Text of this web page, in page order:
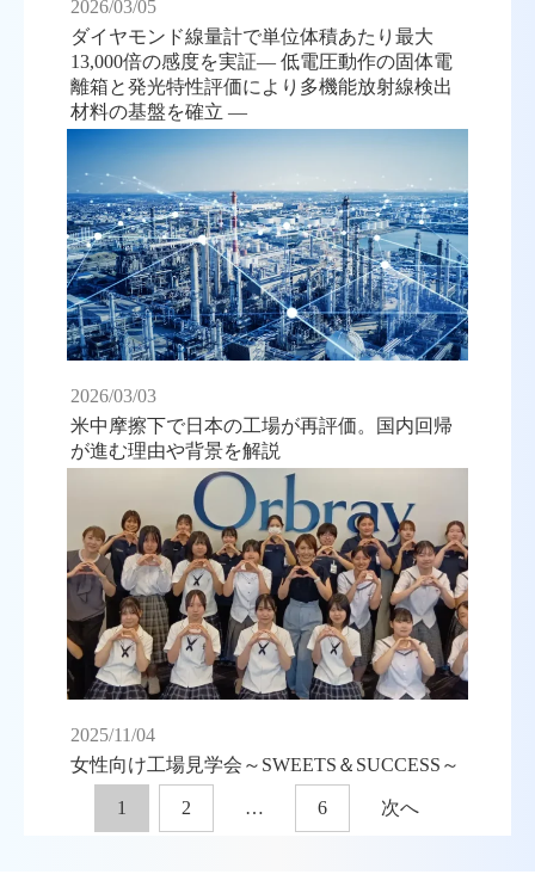
2026/03/05
ダイヤモンド線量計で単位体積あたり最大
13,000倍の感度を実証― 低電圧動作の固体電
離箱と発光特性評価により多機能放射線検出
材料の基盤を確立 ―
2026/03/03
米中摩擦下で日本の工場が再評価。国内回帰
が進む理由や背景を解説
2025/11/04
女性向け工場見学会～SWEETS＆SUCCESS～
1 2 … 6 次へ